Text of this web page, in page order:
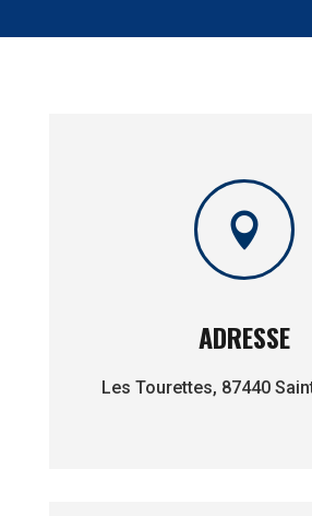

ADRESSE
Les Tourettes, 87440